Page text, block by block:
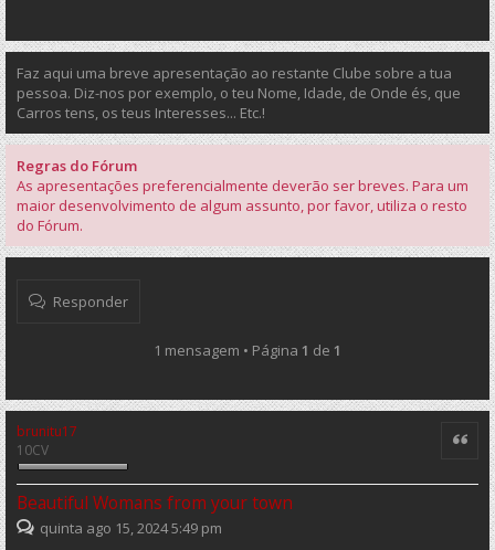
Faz aqui uma breve apresentação ao restante Clube sobre a tua
pessoa. Diz-nos por exemplo, o teu Nome, Idade, de Onde és, que
Carros tens, os teus Interesses... Etc.!
Regras do Fórum
As apresentações preferencialmente deverão ser breves. Para um
maior desenvolvimento de algum assunto, por favor, utiliza o resto
do Fórum.
Responder
1 mensagem • Página 1 de 1
brunitu17
10CV
Beautiful Womans from your town
Citar
quinta ago 15, 2024 5:49 pm